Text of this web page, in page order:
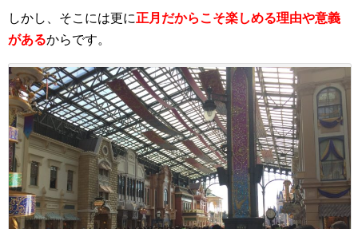
しかし、そこには更に正月だからこそ楽しめる理由や意義
があるからです。